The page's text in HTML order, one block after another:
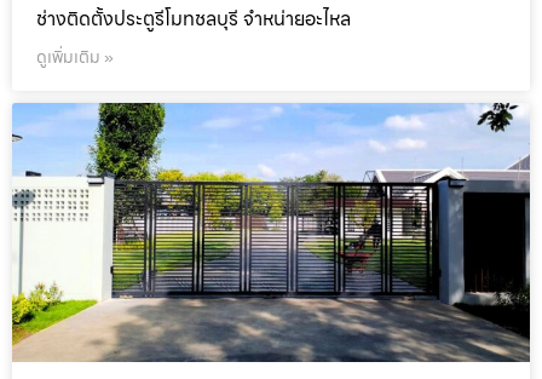
ช่างติดตั้งประตูรีโมทชลบุรี จำหน่ายอะไหล
ดูเพิ่มเติม »